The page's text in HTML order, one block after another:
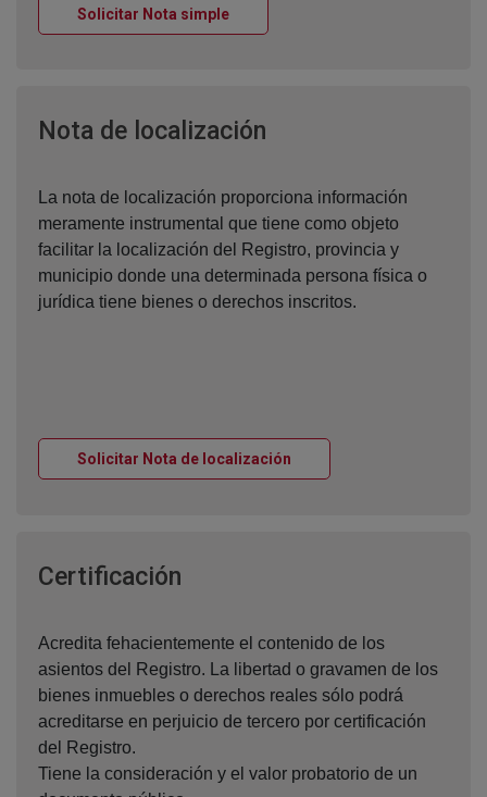
Solicitar Nota simpleVentana nueva
Nota de localización
La nota de localización proporciona información
meramente instrumental que tiene como objeto
facilitar la localización del Registro, provincia y
municipio donde una determinada persona física o
jurídica tiene bienes o derechos inscritos.
Solicitar Nota de localización
Certificación
Acredita fehacientemente el contenido de los
asientos del Registro. La libertad o gravamen de los
bienes inmuebles o derechos reales sólo podrá
acreditarse en perjuicio de tercero por certificación
del Registro.
Tiene la consideración y el valor probatorio de un